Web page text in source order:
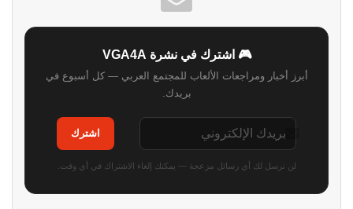
🎮 اشترك في نشرة VGA4A
أبرز أخبار ومراجعات الألعاب للمجتمع العربي — كل أسبوع في
بريدك.
اشترك
لن نرسل لك أي رسائل مزعجة — يمكنك إلغاء الاشتراك في أي وقت.